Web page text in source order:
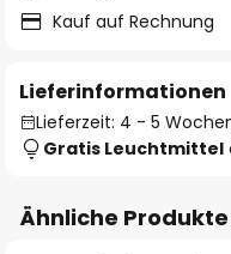
Kauf auf Rechnung
Lieferinformationen
Lieferzeit: 4 - 5
Gratis Leuchtmittel
Ähnliche